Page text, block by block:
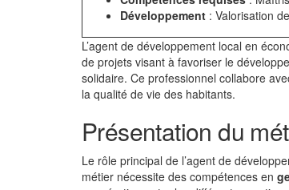
Développement : Valorisation
L’agent de développement local en
de projets visant à favoriser le
solidaire. Ce professionnel collabore
la qualité de vie des habitants.
Présentation du
Le rôle principal de l’agent de
métier nécessite des compétences en